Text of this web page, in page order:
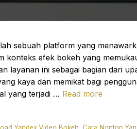
sebuah platform yang
konteks efek bokeh yang
layanan ini sebagai bagian dari
kaya dan memikat bagi
yang terjadi … Read more